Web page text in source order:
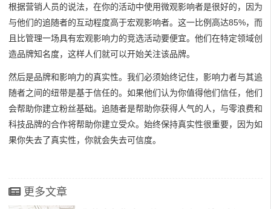
根据营销人员的说法，在你的活动中使用微观影响者是很好的，因为
与他们的追随者的互动程度高于宏观影响者。这一比例高达85%，而
且比管理一场具有宏观影响力的竞选活动要便宜。他们在特定领域创
造品牌知名度，这样人们就可以开始关注该品牌。
然后是品牌和影响力的真实性。我们必须始终记住，影响力者与其追
随者之间的纽带是基于信任的。如果他们认为你值得他们信任，他们
会帮助你建立粉丝基础。追随者是帮助你获得人气的人，与零浪费和
科技品牌的合作将帮助你建立受众。始终保持真实性很重要，因为如
果你失去了真实性，你就会失去可信度。
更多文章